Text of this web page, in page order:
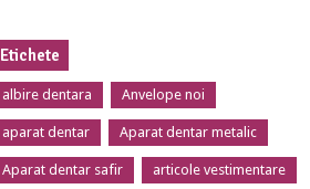
Etichete
albire dentara Anvelope noi
aparat dentar Aparat dentar metalic
Aparat dentar safir articole vestimentare